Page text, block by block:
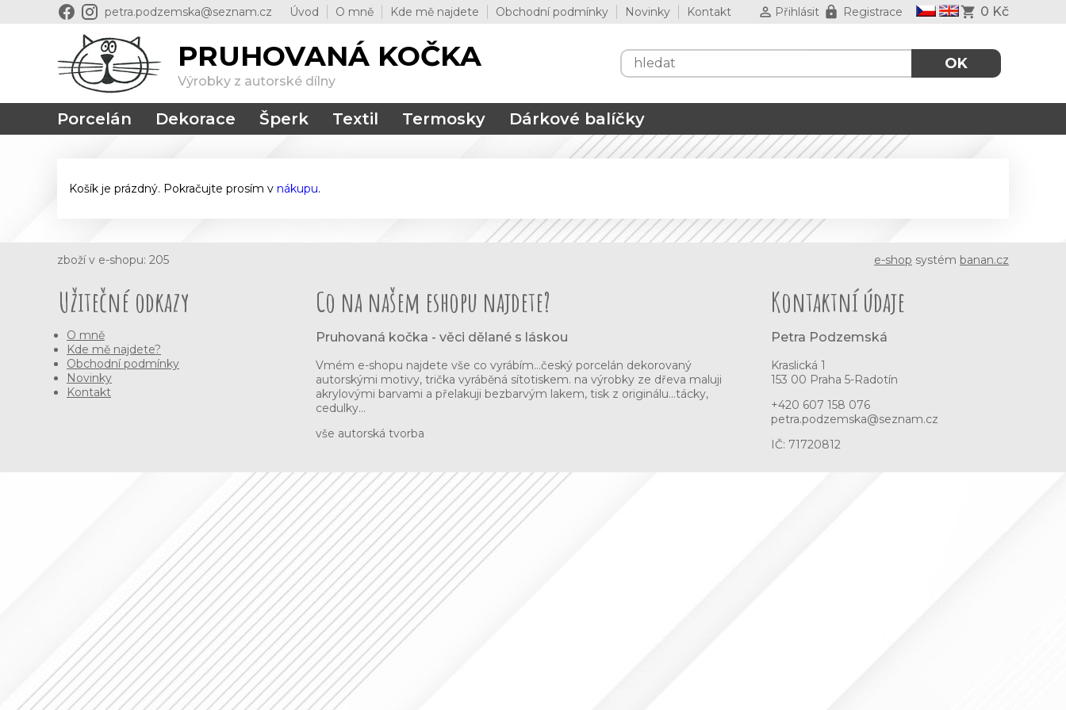
petra.podzemska@seznam.cz Úvod O mně Kde mě najdete Obchodní podmínky Novinky Kontakt Přihlásit Registrace 0 Kč
PRUHOVANÁ KOČKA
Výrobky z autorské dílny
Porcelán Dekorace Šperk Textil Termosky Dárkové balíčky
Košík je prázdný. Pokračujte prosím v nákupu.
zboží v e-shopu: 205 e-shop systém banan.cz
Užitečné odkazy
O mně
Kde mě najdete?
Obchodní podmínky
Novinky
Kontakt
Co na našem eshopu najdete?
Pruhovaná kočka - věci dělané s láskou
Vmém e-shopu najdete vše co vyrábím...český porcelán dekorovaný
autorskými motivy, trička vyráběná sítotiskem. na výrobky ze dřeva maluji
akrylovými barvami a přelakuji bezbarvým lakem, tisk z originálu...tácky,
cedulky...
vše autorská tvorba
Kontaktní údaje
Petra Podzemská
Kraslická 1
153 00 Praha 5-Radotín
+420 607 158 076
petra.podzemska@seznam.cz
IČ: 71720812